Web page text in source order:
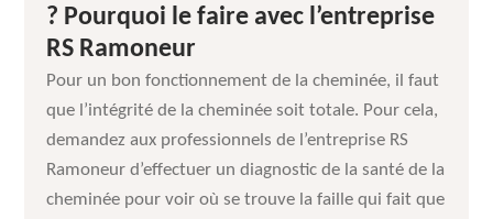
? Pourquoi le faire avec l’entreprise
RS Ramoneur
Pour un bon fonctionnement de la cheminée, il faut
que l’intégrité de la cheminée soit totale. Pour cela,
demandez aux professionnels de l’entreprise RS
Ramoneur d’effectuer un diagnostic de la santé de la
cheminée pour voir où se trouve la faille qui fait que